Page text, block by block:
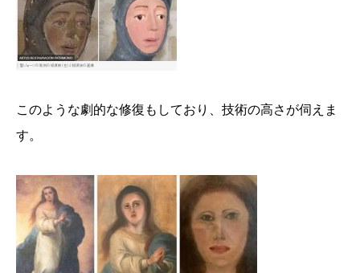
このような劇的な修復もしており、技術の高さが伺えま
す。